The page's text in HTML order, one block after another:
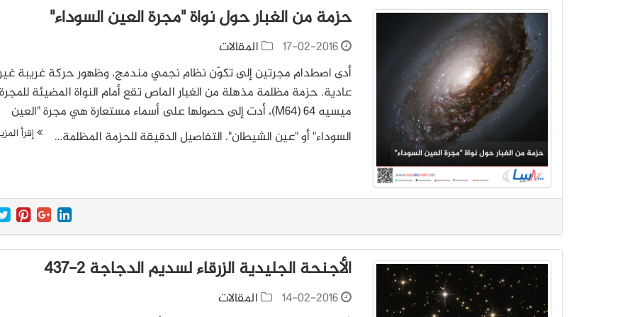
حزمة من الغبار حول نواة "مجرة العين السوداء"
17-02-2016
المقالات
أدى اصطدام مجرتين إلى تكوّن نظام نجمي مندمج، وظهور حركة غريبة
عادية. حزمة مظلمة مذهلة من الغبار الماص تقع أمام النواة المضيئة للمجرة
ميسيه 64 (M64)، أدت إلى حصولها على أسماء مستعارة هي مجرة "العين
السوداء" أو "عين الشيطان". التفاصيل الدقيقة للحزمة المظلمة…
إقرأ
الأجنحة الجليدية الزرقاء لسديم الدجاجة 2-437
14-02-2016 المقالات